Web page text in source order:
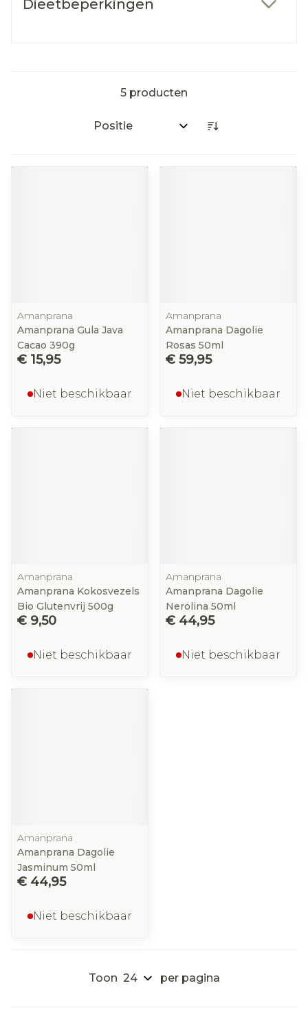
Dieetbeperkingen
5 producten
Sorteer op:
Amanprana
Amanprana Gula Java
Cacao 390g
€ 15,95
Niet beschikbaar
Amanprana
Amanprana Dagolie
Rosas 50ml
€ 59,95
Niet beschikbaar
Amanprana
Amanprana Kokosvezels
Bio Glutenvrij 500g
€ 9,50
Niet beschikbaar
Amanprana
Amanprana Dagolie
Nerolina 50ml
€ 44,95
Niet beschikbaar
Amanprana
Amanprana Dagolie
Jasminum 50ml
€ 44,95
Niet beschikbaar
Toon per pagina